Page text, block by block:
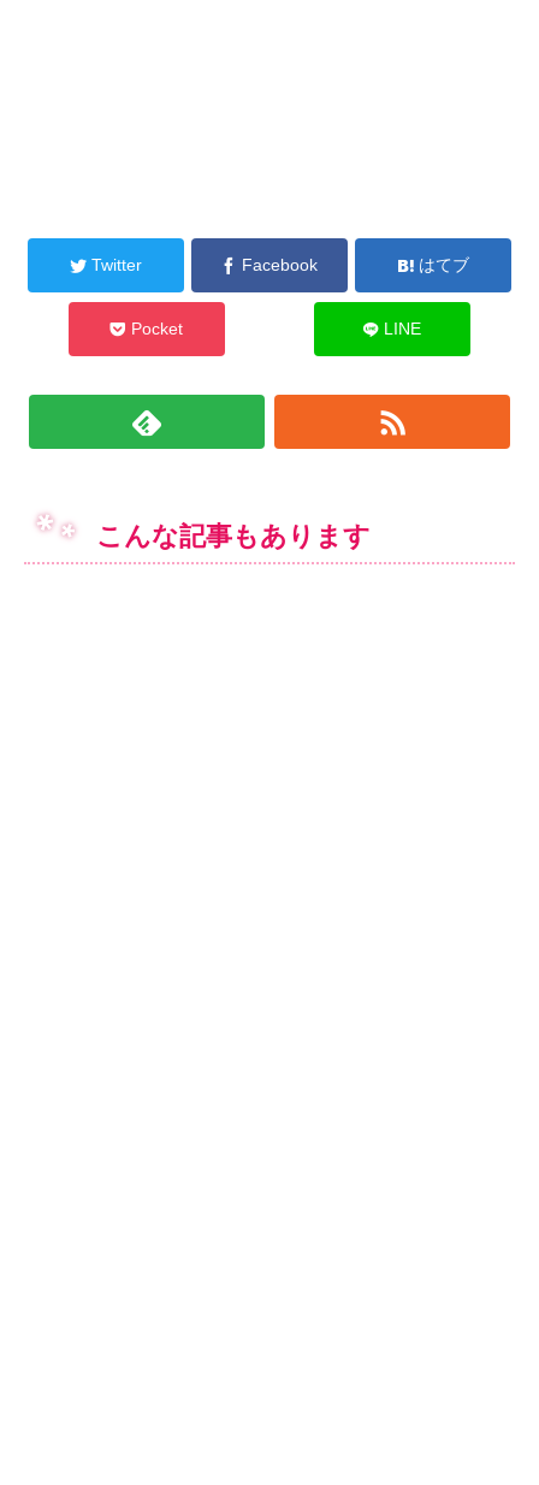
Twitter Facebook はてブ
Pocket LINE
こんな記事もあります